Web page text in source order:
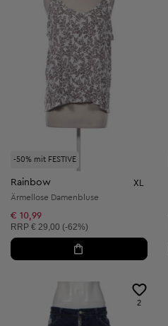
-50% mit FESTIVE
Rainbow XL
Ärmellose Damenbluse
€ 10,99
Unverbindliche Preisempfehlung:
RRP € 29,00 (-62%)
2